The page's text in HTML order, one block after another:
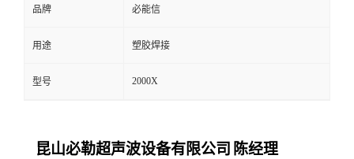
品牌 必能信
用途 塑胶焊接
型号 2000X
昆山必勒超声波设备有限公司 陈经理